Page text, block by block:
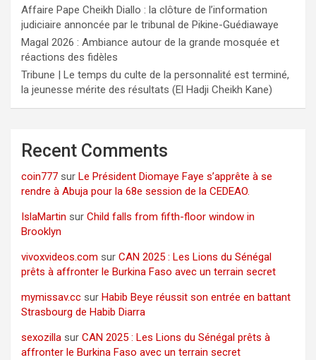
Affaire Pape Cheikh Diallo : la clôture de l’information
judiciaire annoncée par le tribunal de Pikine-Guédiawaye
Magal 2026 : Ambiance autour de la grande mosquée et
réactions des fidèles
Tribune | Le temps du culte de la personnalité est terminé,
la jeunesse mérite des résultats (El Hadji Cheikh Kane)
Recent Comments
coin777 sur Le Président Diomaye Faye s’apprête à se
rendre à Abuja pour la 68e session de la CEDEAO.
IslaMartin sur Child falls from fifth-floor window in
Brooklyn
vivoxvideos.com sur CAN 2025 : Les Lions du Sénégal
prêts à affronter le Burkina Faso avec un terrain secret
mymissav.cc sur Habib Beye réussit son entrée en battant
Strasbourg de Habib Diarra
sexozilla sur CAN 2025 : Les Lions du Sénégal prêts à
affronter le Burkina Faso avec un terrain secret